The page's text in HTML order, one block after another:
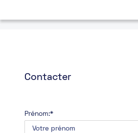
Contacter
Prénom:*